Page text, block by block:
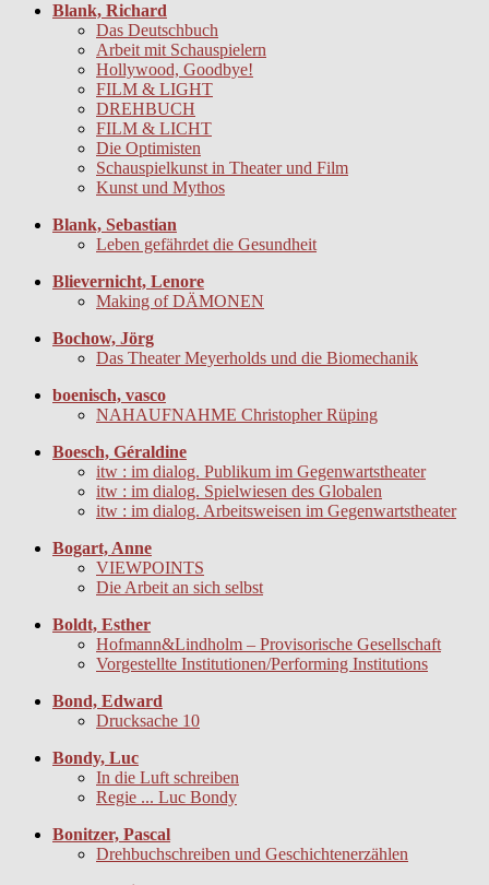
Blank, Richard
Das Deutschbuch
Arbeit mit Schauspielern
Hollywood, Goodbye!
FILM & LIGHT
DREHBUCH
FILM & LICHT
Die Optimisten
Schauspielkunst in Theater und Film
Kunst und Mythos
Blank, Sebastian
Leben gefährdet die Gesundheit
Blievernicht, Lenore
Making of DÄMONEN
Bochow, Jörg
Das Theater Meyerholds und die Biomechanik
boenisch, vasco
NAHAUFNAHME Christopher Rüping
Boesch, Géraldine
itw : im dialog. Publikum im Gegenwartstheater
itw : im dialog. Spielwiesen des Globalen
itw : im dialog. Arbeitsweisen im Gegenwartstheater
Bogart, Anne
VIEWPOINTS
Die Arbeit an sich selbst
Boldt, Esther
Hofmann&Lindholm – Provisorische Gesellschaft
Vorgestellte Institutionen/Performing Institutions
Bond, Edward
Drucksache 10
Bondy, Luc
In die Luft schreiben
Regie ... Luc Bondy
Bonitzer, Pascal
Drehbuchschreiben und Geschichtenerzählen